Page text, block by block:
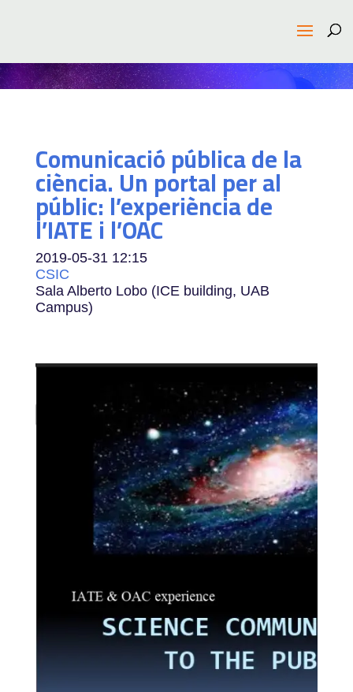
Comunicació pública de la
ciència. Un portal per al
públic: l’experiència de
l’IATE i l’OAC
2019-05-31 12:15
CSIC
Sala Alberto Lobo (ICE building, UAB
Campus)